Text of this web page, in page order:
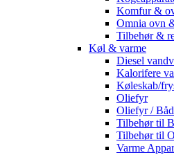
Komfur &
Omnia ovn
Tilbehør &
Køl & varme
Diesel
Kalorifere
Køleskab/
Oliefyr
Oliefyr /
Tilbehør til
Tilbehør til
Varme